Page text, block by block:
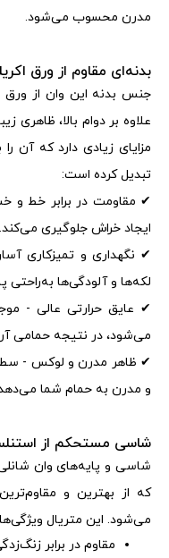
مدرن محسوب می‌شود.
بدنه‌ای مقاوم از ورق
جنس بدنه این وان از
علاوه بر دوام بالا،
مزایای زیادی دارد که آن
تبدیل کرده است:
✔ مقاومت در برابر خط
ایجاد خراش جلوگیری می‌کند.
✔ نگهداری و تمیزکاری
لکه‌ها و آلودگی‌ها
✔ عایق حرارتی عالی -
می‌شود، در نتیجه حمامی
✔ ظاهر مدرن و لوکس -
و مدرن به حمام شما
شاسی مستحکم از استنلس
که از بهترین و
می‌شود. این متریال
مقاوم در برابر